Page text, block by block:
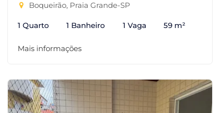
Boqueirão, Praia Grande-SP
1 Quarto 1 Banheiro 1 Vaga 59 m²
Mais informações